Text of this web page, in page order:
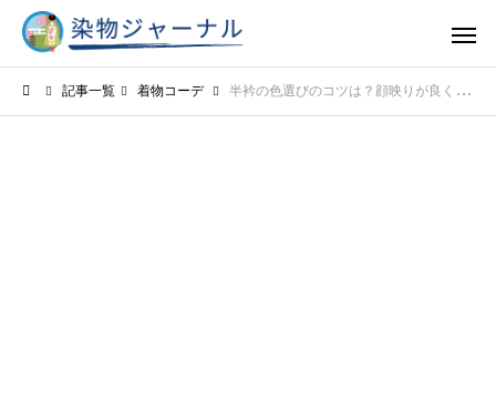
記事一覧 着物コーデ 半衿の色選びのコツは？顔映りが良くセンスアップする色の選択ポイントを解説